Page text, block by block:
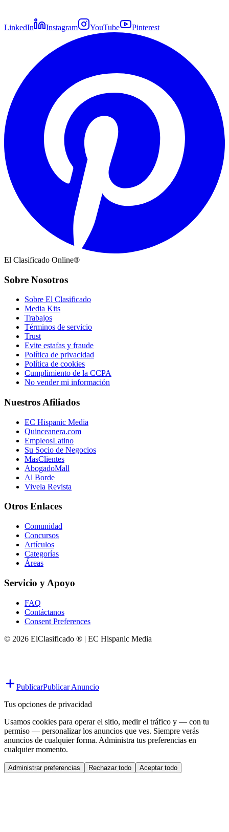
LinkedIn Instagram YouTube Pinterest
El Clasificado Online®
Sobre Nosotros
Sobre El Clasificado
Media Kits
Trabajos
Términos de servicio
Trust
Evite estafas y fraude
Política de privacidad
Política de cookies
Cumplimiento de la CCPA
No vender mi información
Nuestros Afiliados
EC Hispanic Media
Quinceanera.com
EmpleosLatino
Su Socio de Negocios
MasClientes
AbogadoMall
Al Borde
Vivela Revista
Otros Enlaces
Comunidad
Concursos
Artículos
Categorías
Áreas
Servicio y Apoyo
FAQ
Contáctanos
Consent Preferences
© 2026 ElClasificado ® | EC Hispanic Media
PublicarPublicar Anuncio
Tus opciones de privacidad
Usamos cookies para operar el sitio, medir el tráfico y — con tu
permiso — personalizar los anuncios que ves. Siempre verás
anuncios de cualquier forma. Administra tus preferencias en
cualquier momento.
Administrar preferencias Rechazar todo Aceptar todo